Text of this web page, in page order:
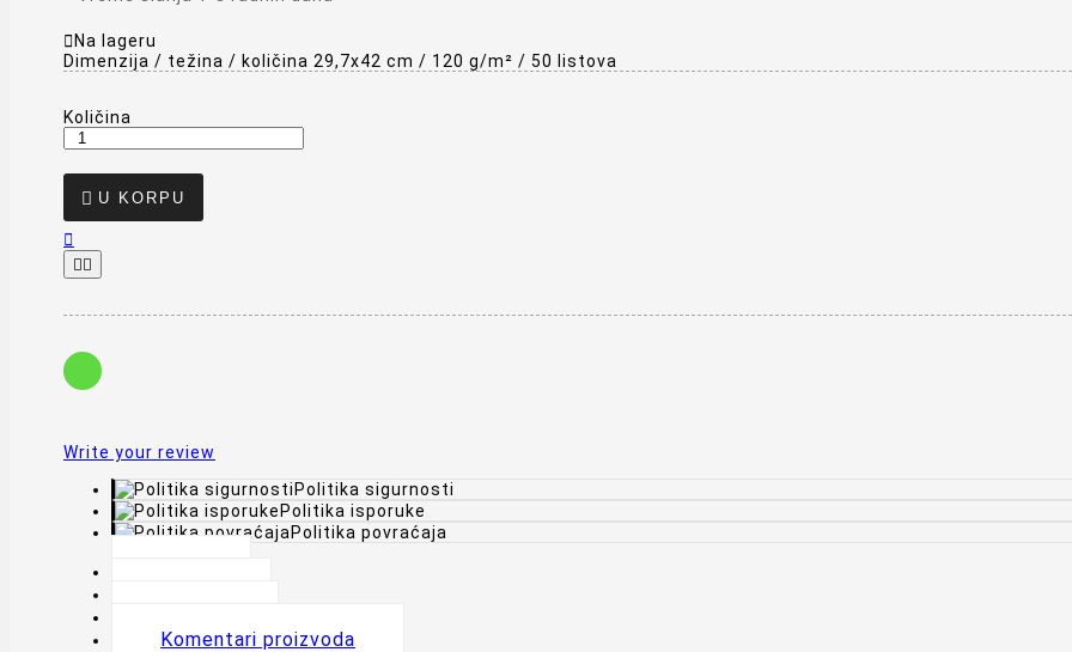
 Na lageru
Dimenzija / težina / količina 29,7x42 cm / 120 g/m² / 50 listova
Količina
 U KORPU

 
Write your review
Politika sigurnosti
Politika isporuke
Politika povraćaja
Komentari proizvoda